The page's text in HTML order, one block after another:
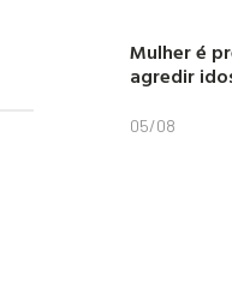
Mulher é
agredir
05/08